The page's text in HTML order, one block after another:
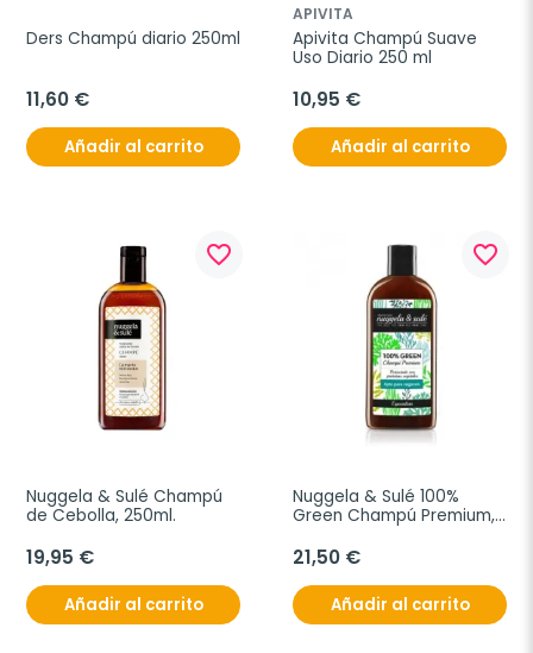
Ders Champú diario 250ml
11,60 €
Añadir al carrito
APIVITA
Apivita Champú Suave
Uso Diario 250 ml
10,95 €
Añadir al carrito
favorite_border
Nuggela & Sulé Champú
de Cebolla, 250ml.
19,95 €
Añadir al carrito
favorite_border
Nuggela & Sulé 100%
Green Champú Premium,
21,50 €
Añadir al carrito